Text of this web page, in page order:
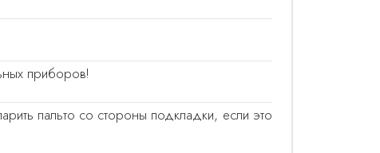
приборов!
пальто со стороны подкладки, если это